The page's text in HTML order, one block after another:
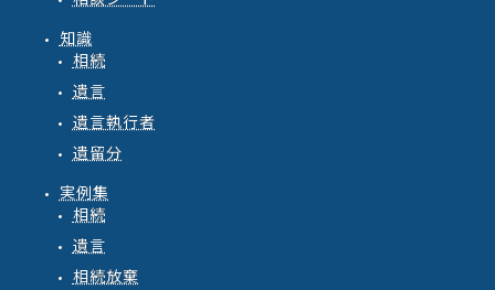
知識
相続
遺言
遺言執行者
遺留分
実例集
相続
遺言
相続放棄